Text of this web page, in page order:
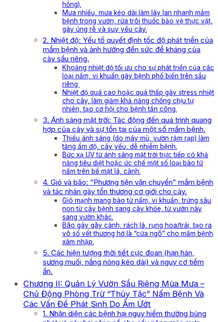
hồng).
Mưa nhiều, mưa kéo dài làm lây lan nhanh mầm
bệnh trong vườn, rửa trôi thuốc bảo vệ thực vật,
gây úng rễ và suy yếu cây.
2. Nhiệt độ: Yếu tố quyết định tốc độ phát triển của
mầm bệnh và ảnh hưởng đến sức đề kháng của
cây sầu riêng.
Khoảng nhiệt độ tối ưu cho sự phát triển của các
loại nấm, vi khuẩn gây bệnh phổ biến trên sầu
riêng
Nhiệt độ quá cao hoặc quá thấp gây stress nhiệt
cho cây, làm giảm khả năng chống chịu tự
nhiên, tạo cơ hội cho bệnh tấn công.
3. Ánh sáng mặt trời: Tác động đến quá trình quang
hợp của cây và sự tồn tại của một số mầm bệnh.
Thiếu ánh sáng (do mây mù, vườn rậm rạp) làm
tăng ẩm độ, cây yếu, dễ nhiễm bệnh.
Bức xạ UV từ ánh sáng mặt trời trực tiếp có khả
năng tiêu diệt hoặc ức chế một số loại bào tử
nấm trên bề mặt lá, cành.
4. Gió và bão: “Phương tiện vận chuyển” mầm bệnh
và tác nhân gây tổn thương cơ giới cho cây.
Gió mạnh mang bào tử nấm, vi khuẩn, trứng sâu
non từ cây bệnh sang cây khỏe, từ vườn này
sang vườn khác.
Bão gây gãy cành, rách lá, rụng hoa/trái, tạo ra
vô số vết thương hở là “cửa ngõ” cho mầm bệnh
xâm nhập.
5. Các hiện tượng thời tiết cực đoan (hạn hán,
sương muối, nắng nóng kéo dài) và nguy cơ tiềm
ẩn.
Chương II: Quản Lý Vườn Sầu Riêng Mùa Mưa –
Chủ Động Phòng Trừ “Thủy Tặc” Nấm Bệnh Và
Các Vấn Đề Phát Sinh Do Ẩm Ướt
1. Nhận diện các bệnh hại nguy hiểm thường bùng